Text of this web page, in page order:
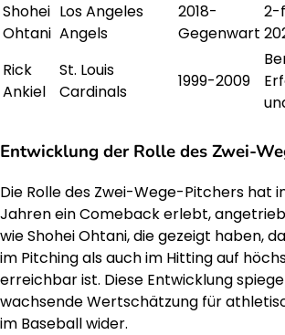
Shohei
Ohtani
Los Angeles
Angels
2018-
Gegenwart
2-
Rick
Ankiel
St. Louis
Cardinals
1999-2009
Entwicklung der Rolle des Zwei-
Die Rolle des Zwei-Wege-Pitchers hat
Jahren ein Comeback erlebt,
wie Shohei Ohtani, die gezeigt haben,
im Pitching als auch im Hitting auf
erreichbar ist. Diese Entwicklung
wachsende Wertschätzung für
im Baseball wider.